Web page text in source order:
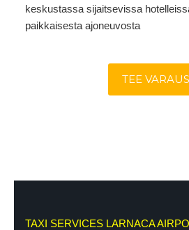
keskustassa sijaitsevissa
paikkaisesta ajoneuvosta
TEE VARAUS
TAXI SERVICES LARNACA